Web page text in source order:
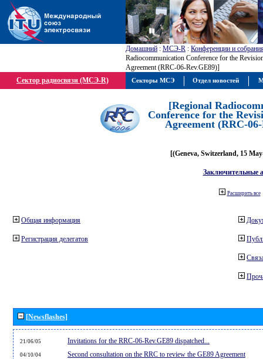
Домашний : МСЭ-R : Конференции и
Radiocommunication Conference for the
Agreement (RRC-06-Rev.GE89)]
Сектор радиосвязи (МСЭ-R)
[Regional
Conference for the
Agreement (RRC-
[(Geneva, Switzerland, 15
Заключительные
Расширить все
Общая информация
Регистрация делегатов
[Newsflashes]
21/06/05 Invitations for the RRC-06-Rev.GE89 dispatched...
04/10/04 Second consultation on the RRC to review the GE89 Agreement
Секторы МСЭ Отдел новостей